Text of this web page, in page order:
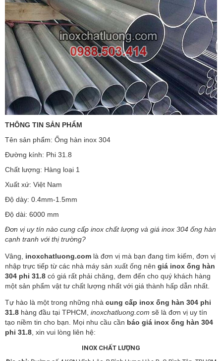
THÔNG TIN SẢN PHẨM
Tên sản phẩm: Ống hàn inox 304
Đường kính: Phi 31.8
Chất lượng: Hàng loại 1
Xuất xứ: Việt Nam
Độ dày: 0.4mm-1.5mm
Độ dài: 6000 mm
Đơn vị uy tín nào cung cấp inox chất lượng và giá inox 304 ống hàn
cạnh tranh với thị trường?
Vâng, inoxchatluong.com là đơn vị mà bạn đang tìm kiếm, đơn vị
nhập trực tiếp từ các nhà máy sản xuất ống nên giá inox ống hàn
304 phi 31.8 có giá rất phải chăng, đem đến cho quý khách hàng
một sản phẩm vật tư chất lượng nhất với giá thành hấp dẫn nhất.
Tự hào là một trong những nhà cung cấp inox ống hàn 304 phi
31.8 hàng đầu tại TPHCM, inoxchatluong.com sẽ là đơn vị uy tín
tạo niềm tin cho bạn. Mọi nhu cầu cần báo giá inox ống hàn 304
phi 31.8 , xin vui lòng liên hệ:
INOX CHẤT LƯỢNG